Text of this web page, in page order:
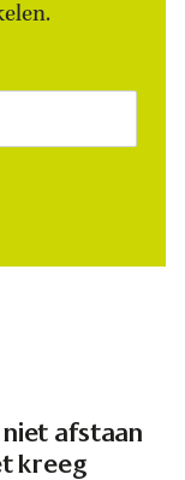
afstaan
kreeg